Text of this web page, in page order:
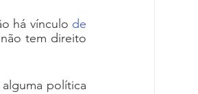
há vínculo de
tem direito
política